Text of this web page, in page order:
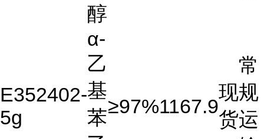
醇
E352402-
5g
α-
乙
基
苯≥97%1167.9
现
货
常
规
运